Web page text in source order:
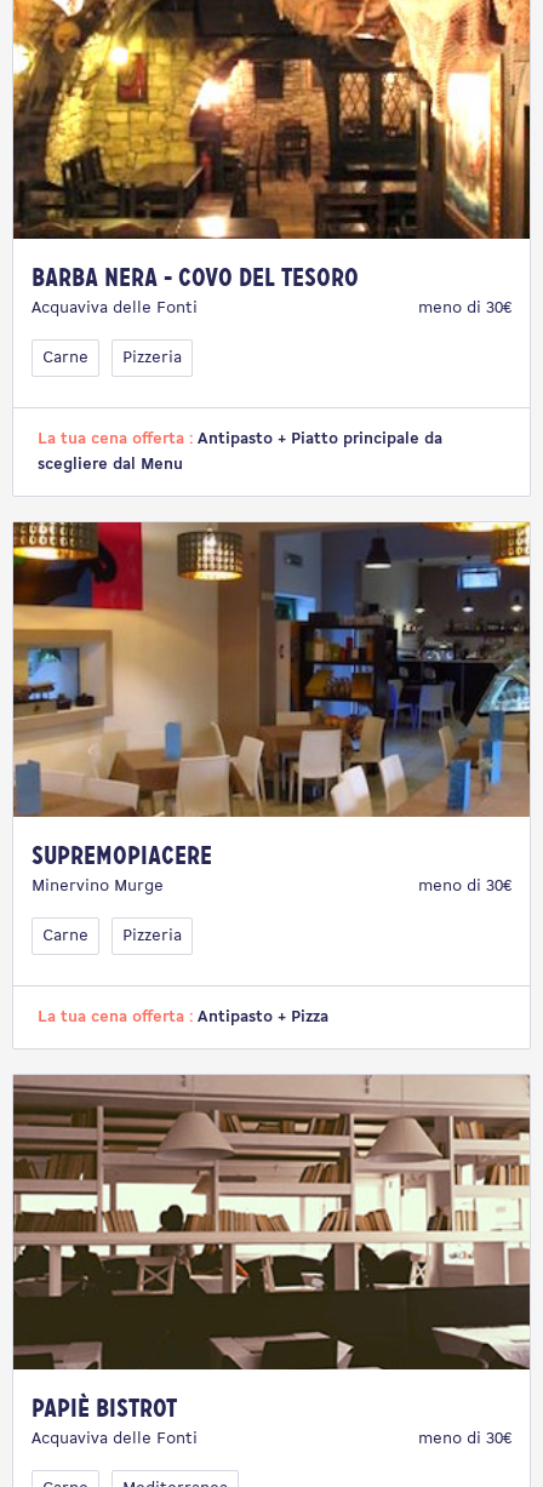
Barba Nera - Covo del Tesoro
Acquaviva delle Fonti meno di 30€
Carne Pizzeria
La tua cena offerta : Antipasto + Piatto principale da
scegliere dal Menu
SupremoPiacere
Minervino Murge meno di 30€
Carne Pizzeria
La tua cena offerta : Antipasto + Pizza
Papiè Bistrot
Acquaviva delle Fonti meno di 30€